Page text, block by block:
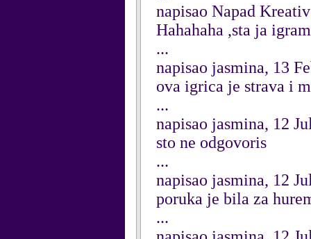
napisao Napad
Hahahaha ,sta ja
...
napisao jasmina, 13
ova igrica je strava i
...
napisao jasmina, 12
sto ne odgovoris
...
napisao jasmina, 12
poruka je bila za
...